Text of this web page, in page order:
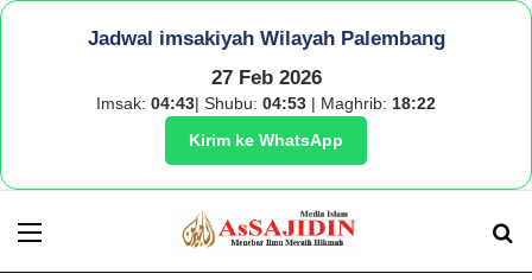
Jadwal imsakiyah Wilayah Palembang
27 Feb 2026
Imsak: 04:43| Shubu: 04:53 | Maghrib: 18:22
Kirim ke WhatsApp
Menu